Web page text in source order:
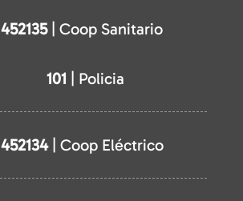
452135| Coop Sanitario
101 | Policia
452134| Coop Eléctrico